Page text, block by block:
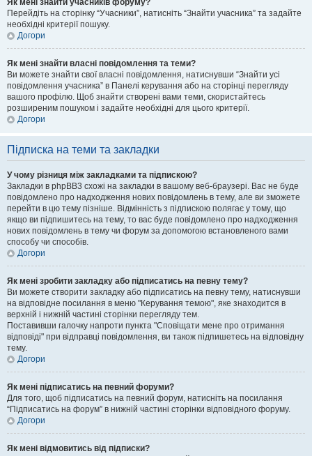
Як мені знайти учасників форуму?
Перейдіть на сторінку “Учасники”, натисніть “Знайти учасника” та задайте
необхідні критерії пошуку.
Догори
Як мені знайти власні повідомлення та теми?
Ви можете знайти свої власні повідомлення, натиснувши “Знайти усі
повідомлення учасника” в Панелі керування або на сторінці перегляду
вашого профілю. Щоб знайти створені вами теми, скористайтесь
розширеним пошуком і задайте необхідні для цього критерії.
Догори
Підписка на теми та закладки
У чому різниця між закладками та підпискою?
Закладки в phpBB3 схожі на закладки в вашому веб-браузері. Вас не буде
повідомлено про надходження нових повідомлень в тему, але ви зможете
перейти в цю тему пізніше. Відмінність з підпискою полягає у тому, що
якщо ви підпишитесь на тему, то вас буде повідомлено про надходження
нових повідомлень в тему чи форум за допомогою встановленого вами
способу чи способів.
Догори
Як мені зробити закладку або підписатись на певну тему?
Ви можете створити закладку або підписатись на певну тему, натиснувши
на відповідне посилання в меню "Керування темою", яке знаходится в
верхній і нижній частині сторінки перегляду тем.
Поставивши галочку напроти пункта "Сповіщати мене про отримання
відповіді" при відправці повідомлення, ви також підпишетесь на відповідну
тему.
Догори
Як мені підписатись на певний форуми?
Для того, щоб підписатись на певний форум, натисніть на посилання
“Підписатись на форум” в нижній частині сторінки відповідного форуму.
Догори
Як мені відмовитись від підписки?